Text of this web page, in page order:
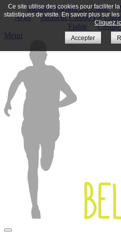
Meilleur Casino En Ligne
Arjel
Meilleur Casino En
Fiable
Menu
Ce site utilise des cookies pour faciliter
statistiques de visite. En savoir plus sur
Cliquez
Accepter